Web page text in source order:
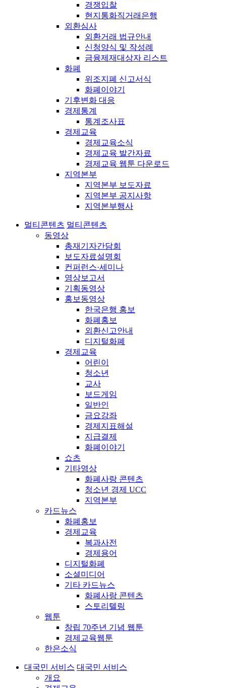
경쟁입찰
현지통화직거래은행
외환심사
외환거래 법규안내
신청양식 및 작성례
금융제재대상자 리스트
화폐
위조지폐 신고서식
화폐이야기
기후변화 대응
경제통계
통계조사표
경제교육
경제교육소식
경제교육 발간자료
경제교육 웹툰 다운로드
지역본부
지역본부 보도자료
지역본부 공지사항
지역본부행사
멀티콘텐츠 멀티콘텐츠
동영상
총재기자간담회
보도자료설명회
컨퍼런스·세미나
영상보고서
기획동영상
홍보동영상
한국은행 홍보
화폐홍보
외환신고안내
디지털화폐
경제교육
어린이
청소년
교사
보드게임
일반인
금요강좌
경제지표해설
지급결제
화폐이야기
쇼츠
기타영상
화폐사랑 콘텐츠
청소년 경제 UCC
지역본부
카드뉴스
화폐홍보
경제교육
복과사전
경제용어
디지털화폐
소셜미디어
기타 카드뉴스
화폐사랑 콘텐츠
스토리텔링
웹툰
창립 70주년 기념 웹툰
경제교육웹툰
한은소식
대국민 서비스 대국민 서비스
개요